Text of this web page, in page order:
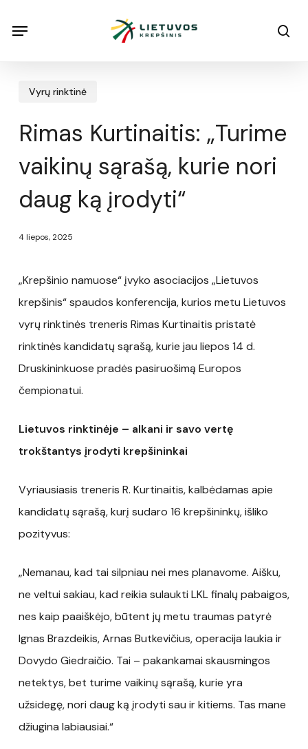
Menu
Vyrų rinktinė
Rimas Kurtinaitis: „Turime
vaikinų sąrašą, kurie nori
daug ką įrodyti“
4 liepos, 2025
„Krepšinio namuose“ įvyko asociacijos „Lietuvos
krepšinis“ spaudos konferencija, kurios metu Lietuvos
vyrų rinktinės treneris Rimas Kurtinaitis pristatė
rinktinės kandidatų sąrašą, kurie jau liepos 14 d.
Druskininkuose pradės pasiruošimą Europos
čempionatui.
Lietuvos rinktinėje – alkani ir savo vertę
trokštantys įrodyti krepšininkai
Vyriausiasis treneris R. Kurtinaitis, kalbėdamas apie
kandidatų sąrašą, kurį sudaro 16 krepšininkų, išliko
pozityvus:
„Nemanau, kad tai silpniau nei mes planavome. Aišku,
ne veltui sakiau, kad reikia sulaukti LKL finalų pabaigos,
nes kaip paaiškėjo, būtent jų metu traumas patyrė
Ignas Brazdeikis, Arnas Butkevičius, operacija laukia ir
Dovydo Giedraičio. Tai – pakankamai skausmingos
netektys, bet turime vaikinų sąrašą, kurie yra
užsidegę, nori daug ką įrodyti sau ir kitiems. Tas mane
džiugina labiausiai.“